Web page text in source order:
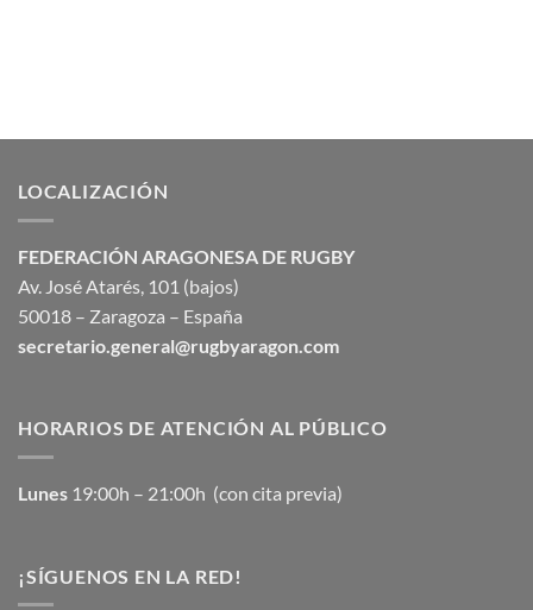
LOCALIZACIÓN
FEDERACIÓN ARAGONESA DE RUGBY
Av. José Atarés, 101 (bajos)
50018 – Zaragoza – España
secretario.general@rugbyaragon.com
HORARIOS DE ATENCIÓN AL PÚBLICO
Lunes 19:00h – 21:00h (con cita previa)
¡SÍGUENOS EN LA RED!